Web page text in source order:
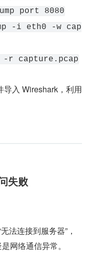
port 8080
-i eth0 -w cap
-r capture.pcap
导入 Wireshark，利用
失败
法连接到服务器”，
网络通信异常。